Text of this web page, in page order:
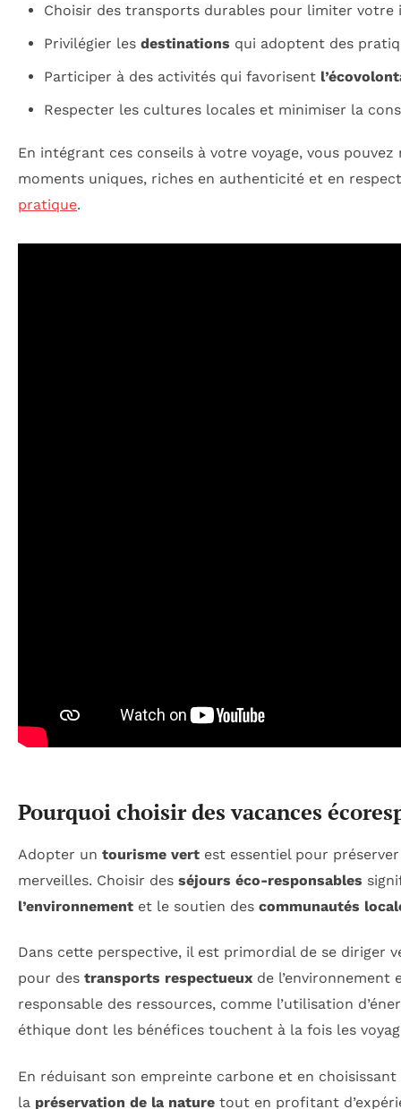
Choisir des transports durables pour limiter votre
Privilégier les destinations qui adoptent des
Participer à des activités qui favorisent
Respecter les cultures locales et minimiser la
En intégrant ces conseils à votre voyage, vous
moments uniques, riches en authenticité et en
pratique.
Pourquoi choisir des vacances
Adopter un tourisme vert est essentiel pour
merveilles. Choisir des séjours éco-responsables
l’environnement et le soutien des communautés
Dans cette perspective, il est primordial de se diriger
pour des transports respectueux de l’environnement
responsable des ressources, comme l’utilisation
éthique dont les bénéfices touchent à la fois les
En réduisant son empreinte carbone et en
la préservation de la nature tout en profitant